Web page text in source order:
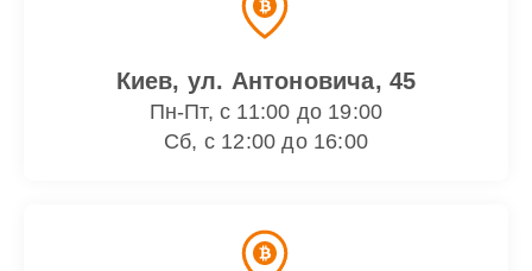
Киев, ул. Антоновича, 45
Пн-Пт, с 11:00 до 19:00
Сб, с 12:00 до 16:00